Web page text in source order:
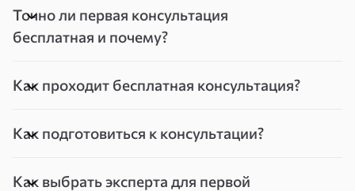
Точно ли первая консультация
бесплатная и почему?
Как проходит бесплатная консультация?
Как подготовиться к консультации?
Как выбрать эксперта для первой